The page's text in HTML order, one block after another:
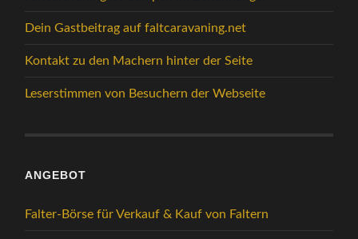
Dein Gastbeitrag auf faltcaravaning.net
Kontakt zu den Machern hinter der Seite
Leserstimmen von Besuchern der Webseite
ANGEBOT
Falter-Börse für Verkauf & Kauf von Faltern